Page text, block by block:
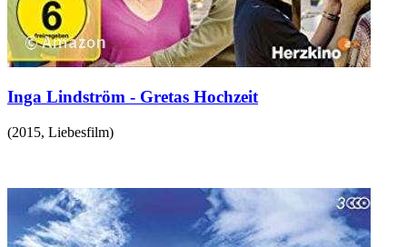
Inga Lindström - Gretas Hochzeit
(2015, Liebesfilm)